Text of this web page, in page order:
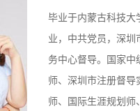
毕业于内蒙古科技大
业，中共党员，深圳
务中心督导。国家中
师、深圳市注册督导
师、国际生涯规划师